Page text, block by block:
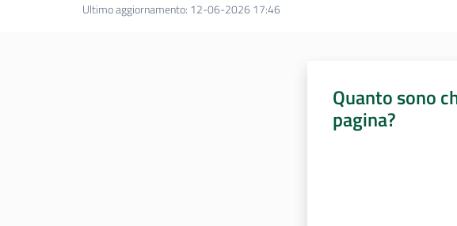
Ultimo aggiornamento: 12-06-2026 17:46
Quanto sono
pagina?